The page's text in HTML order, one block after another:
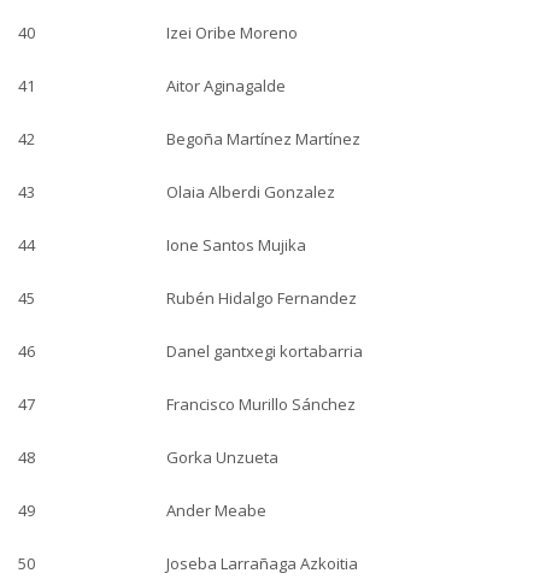
40 Izei Oribe Moreno
41 Aitor Aginagalde
42 Begoña Martínez Martínez
43 Olaia Alberdi Gonzalez
44 Ione Santos Mujika
45 Rubén Hidalgo Fernandez
46 Danel gantxegi kortabarria
47 Francisco Murillo Sánchez
48 Gorka Unzueta
49 Ander Meabe
50 Joseba Larrañaga Azkoitia